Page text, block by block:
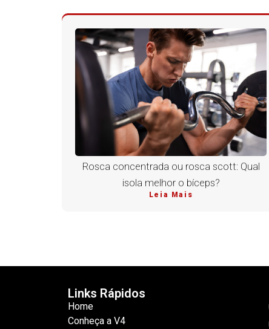
Rosca concentrada ou rosca scott: Qual
isola melhor o bíceps?
Leia Mais
Links Rápidos
Home
Conheça a V4